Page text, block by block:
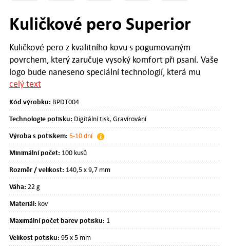
Kuličkové pero Superior
Kuličkové pero z kvalitního kovu s pogumovaným
povrchem, který zaručuje vysoký komfort při psaní. Vaše
logo bude naneseno speciální technologií, která mu
dodá luxusní chromový vzhled. Inkoust modrý nebo
černý.
celý text
Kód výrobku: BPDT004
Technologie potisku: Digitální tisk, Gravírování
Výroba s potiskem: 5-10 dní
Minimální počet: 100 kusů
Rozměr / velikost: 140,5 x 9,7 mm
Váha: 22 g
Materiál: kov
Maximální počet barev potisku: 1
Velikost potisku: 95 x 5 mm